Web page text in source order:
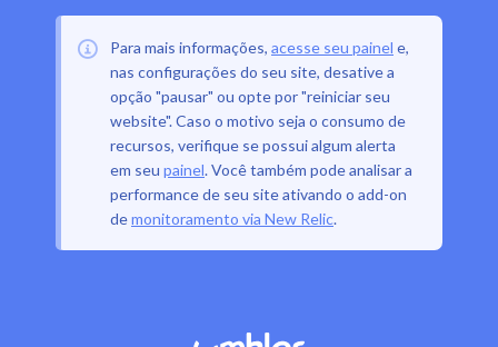
Para mais informações, acesse seu painel e,
nas configurações do seu site, desative a
opção "pausar" ou opte por "reiniciar seu
website". Caso o motivo seja o consumo de
recursos, verifique se possui algum alerta
em seu painel. Você também pode analisar a
performance de seu site ativando o add-on
demonitoramento via New Relic.